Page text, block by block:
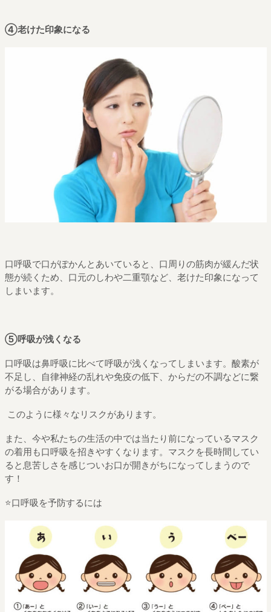
④老けた印象になる
口呼吸で口がぽかんとあいていると、口周りの筋肉が緩んだ状
態が続くため、口元のしわや二重顎など、老けた印象になって
しまいます。
⑤呼吸が浅くなる
口呼吸は鼻呼吸に比べて呼吸が浅くなってしまいます。酸素が
不足し、自律神経の乱れや免疫の低下、からだの不調などに繋
がる場合があります。
このように様々なリスクがあります。
また、今や私たちの生活の中では当たり前になっているマスク
の着用も口呼吸を招きやすくなります。マスクを長時間してい
ると息苦しさを感じついお口が開きがちになってしまうので
す！
⭐️口呼吸を予防するには